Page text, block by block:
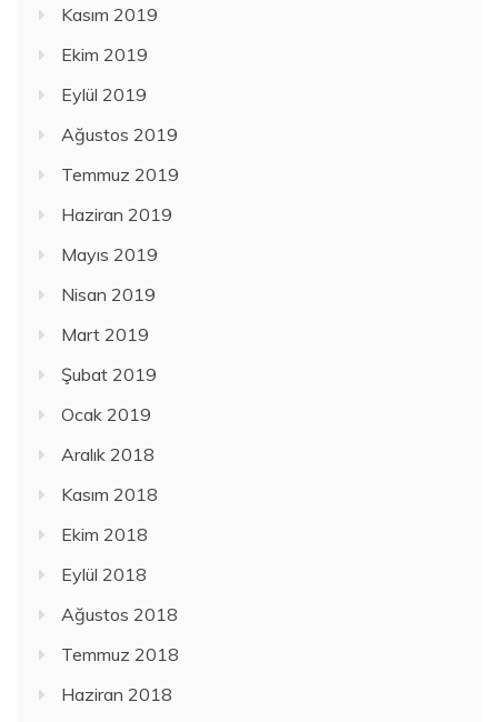
Kasım 2019
Ekim 2019
Eylül 2019
Ağustos 2019
Temmuz 2019
Haziran 2019
Mayıs 2019
Nisan 2019
Mart 2019
Şubat 2019
Ocak 2019
Aralık 2018
Kasım 2018
Ekim 2018
Eylül 2018
Ağustos 2018
Temmuz 2018
Haziran 2018